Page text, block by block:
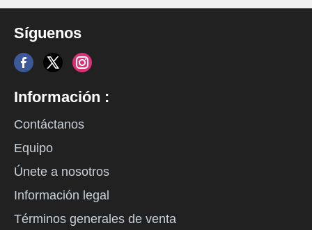
Síguenos
Información :
Contáctanos
Equipo
Únete a nosotros
Información legal
Términos generales de venta